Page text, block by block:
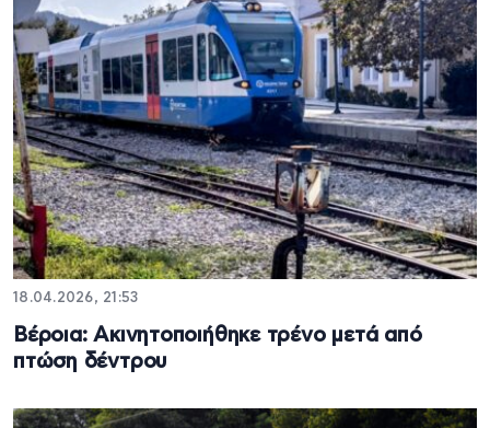
18.04.2026, 21:53
Βέροια: Ακινητοποιήθηκε τρένο μετά από
πτώση δέντρου